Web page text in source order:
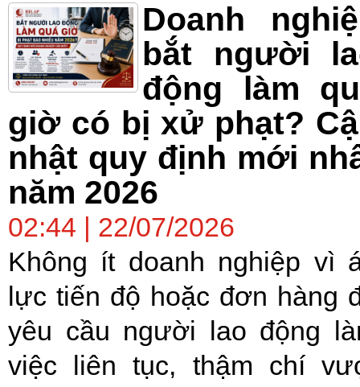
Doanh
bắt người
động làm
giờ có bị xử phạt?
nhật quy định mới
năm 2026
02:44 | 22/07/2026
Không ít doanh nghiệp vì
lực tiến độ hoặc đơn hàng
yêu cầu người lao động
việc liên tục, thậm chí